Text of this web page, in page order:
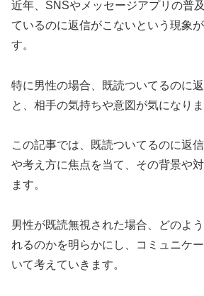
近年、SNSやメッセージアプリの普
ているのに返信がこないという現象
す。
特に男性の場合、既読ついてるのに
と、相手の気持ちや意図が気になりま
この記事では、既読ついてるのに返
や考え方に焦点を当て、その背景や
ます。
男性が既読無視された場合、どのよ
れるのかを明らかにし、コミュニケ
いて考えていきます。